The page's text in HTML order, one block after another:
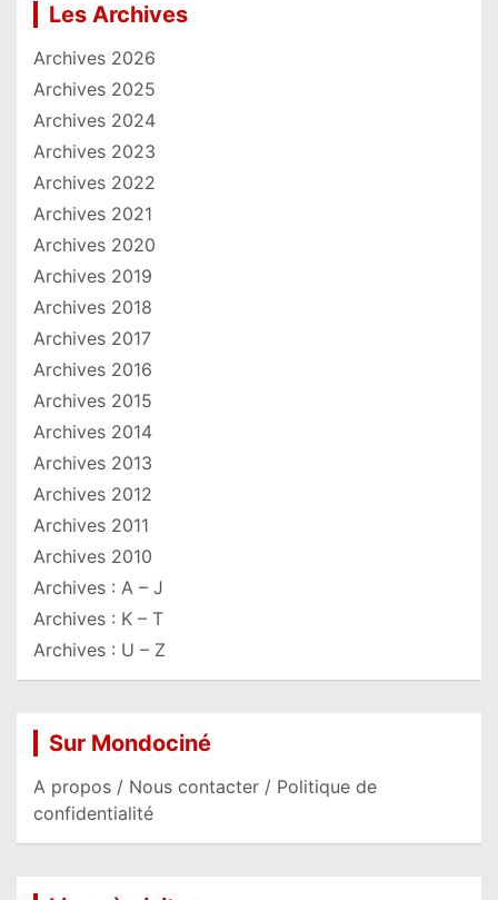
Les Archives
Archives 2026
Archives 2025
Archives 2024
Archives 2023
Archives 2022
Archives 2021
Archives 2020
Archives 2019
Archives 2018
Archives 2017
Archives 2016
Archives 2015
Archives 2014
Archives 2013
Archives 2012
Archives 2011
Archives 2010
Archives : A – J
Archives : K – T
Archives : U – Z
Sur Mondociné
A propos / Nous contacter / Politique de
confidentialité